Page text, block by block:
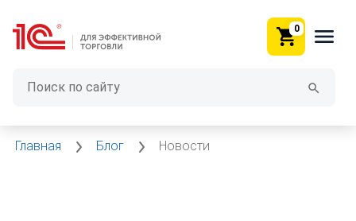
0
Главная Блог Новости